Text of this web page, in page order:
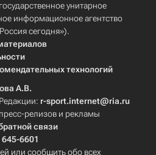
унитарное
информационное агентство
сегодня»).
технологий
А.В.
r-sport.internet@ria.ru
релизов и рекламы
связи
6601
или сообщить обо всех